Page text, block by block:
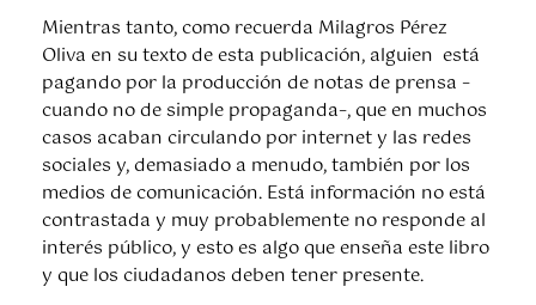
Mientras tanto, como recuerda Milagros Pérez
Oliva en su texto de esta publicación, alguien está
pagando por la producción de notas de prensa –
cuando no de simple propaganda–, que en muchos
casos acaban circulando por internet y las redes
sociales y, demasiado a menudo, también por los
medios de comunicación. Está información no está
contrastada y muy probablemente no responde al
interés público, y esto es algo que enseña este libro
y que los ciudadanos deben tener presente.